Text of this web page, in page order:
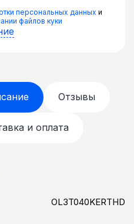
персональных данных и
файлов куки
Отзывы
и оплата
OL3T040KERTHD